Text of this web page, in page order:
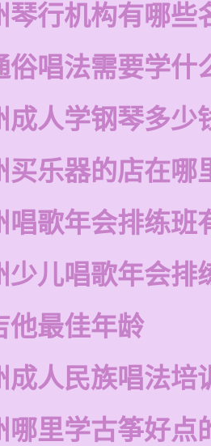
琴行机构有哪些
俗唱法需要学什
成人学钢琴多少
买乐器的店在哪
唱歌年会排练班
少儿唱歌年会排
他最佳年龄
成人民族唱法培
哪里学古筝好点